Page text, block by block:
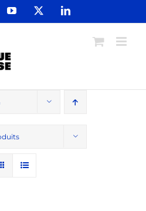
YouTube LinkedIn